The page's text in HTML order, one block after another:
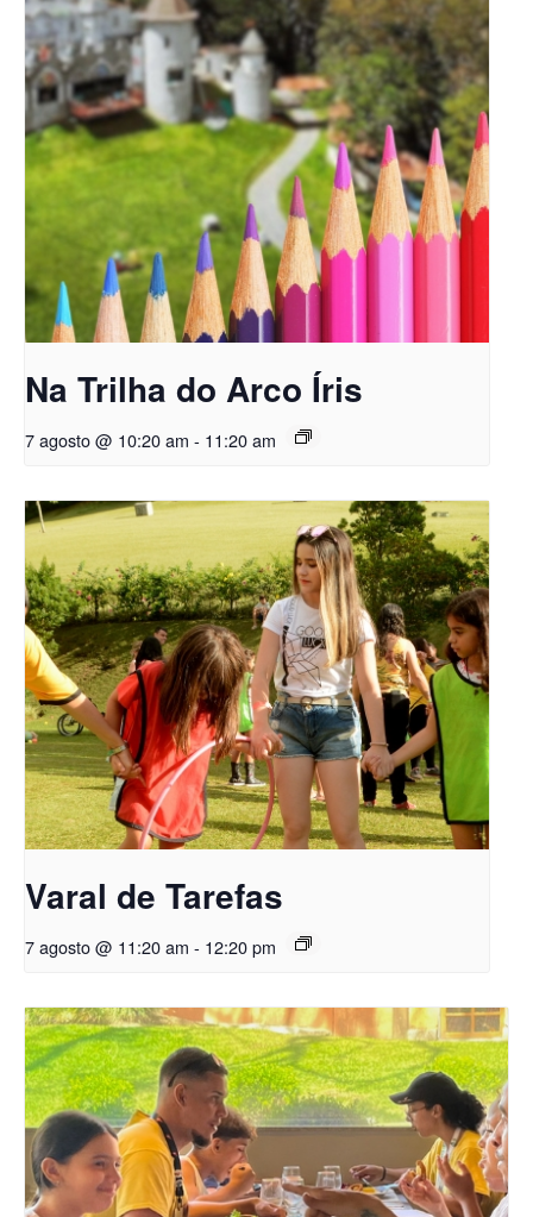
Na Trilha do Arco Íris
7 agosto @ 10:20 am - 11:20 am
Varal de Tarefas
7 agosto @ 11:20 am - 12:20 pm